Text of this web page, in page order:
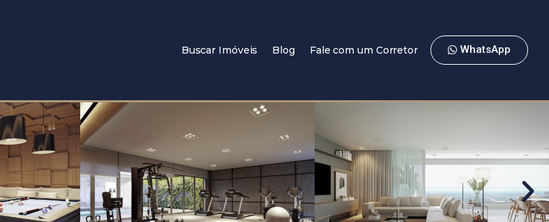
Buscar Imóveis Blog Fale com um Corretor WhatsApp